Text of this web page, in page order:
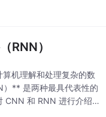
RNN）
机理解和处理复杂的数
** 是两种最具代表性的
CNN 和 RNN 进行介绍，